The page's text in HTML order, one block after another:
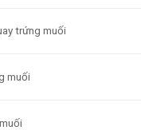
trứng muối
muối